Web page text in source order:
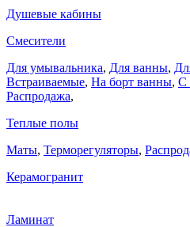
Душевые кабины
Смесители
Для умывальника, Для ванны,
Встраиваемые, На борт ванны, C
Распродажа,
Теплые полы
Маты, Терморегуляторы,
Керамогранит
Ламинат